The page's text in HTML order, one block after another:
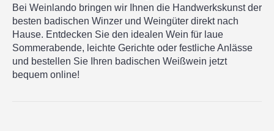
Bei Weinlando bringen wir Ihnen die Handwerkskunst der
besten badischen Winzer und Weingüter direkt nach
Hause. Entdecken Sie den idealen Wein für laue
Sommerabende, leichte Gerichte oder festliche Anlässe
und bestellen Sie Ihren badischen Weißwein jetzt
bequem online!